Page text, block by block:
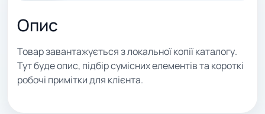
Опис
Товар завантажується з локальної копії каталогу.
Тут буде опис, підбір сумісних елементів та короткі
робочі примітки для клієнта.